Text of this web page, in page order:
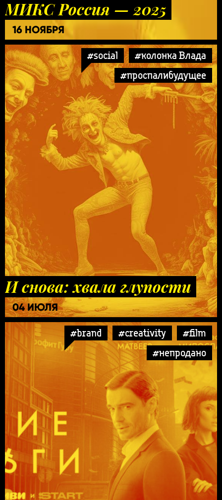
МИКС Россия — 2025
16 НОЯБРЯ
#social
#колонка Влада
#проспалибудущее
И снова: хвала глупости
04 ИЮЛЯ
#brand #creativity
#film
#непродано